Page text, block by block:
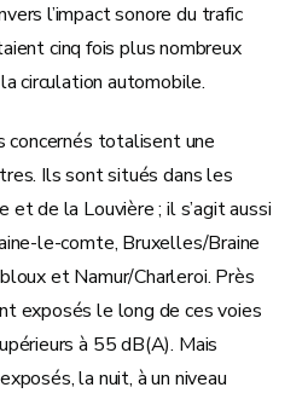
l’impact sonore du trafic
cinq fois plus nombreux
circulation automobile.
concernés totalisent une
Ils sont situés dans les
et de la Louvière ; il s’agit aussi
le-comte, Bruxelles/Braine
et Namur/Charleroi. Près
exposés le long de ces voies
à 55 dB(A). Mais
la nuit, à un niveau